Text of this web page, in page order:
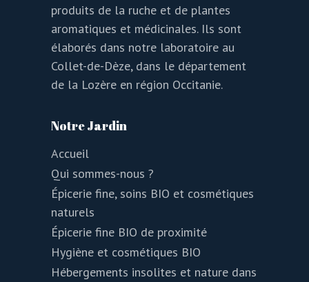
produits de la ruche et de plantes
aromatiques et médicinales. Ils sont
élaborés dans notre laboratoire au
Collet-de-Dèze, dans le département
de la Lozère en région Occitanie.
Notre Jardin
Accueil
Qui sommes-nous ?
Épicerie fine, soins BIO et cosmétiques
naturels
Épicerie fine BIO de proximité
Hygiène et cosmétiques BIO
Hébergements insolites et nature dans